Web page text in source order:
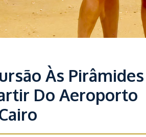
Às Pirâmides
Do Aeroporto